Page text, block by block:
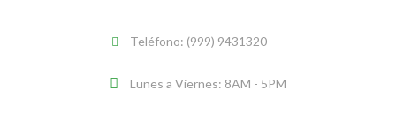
Teléfono: (999) 9431320
Lunes a Viernes: 8AM - 5PM